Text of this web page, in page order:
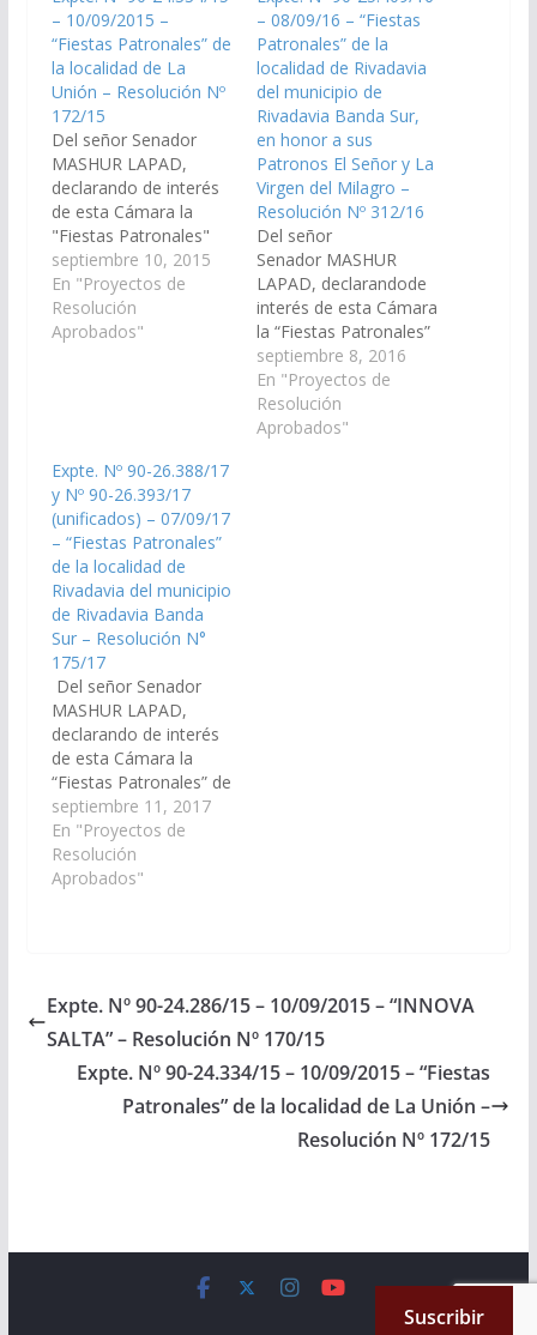
– 10/09/2015 –
“Fiestas Patronales” de
la localidad de La
Unión – Resolución Nº
172/15
Del señor Senador
MASHUR LAPAD,
declarando de interés
de esta Cámara la
"Fiestas Patronales"
de la localidad de La
Unión del municipio de
Rivadavia Banda Sur,
Departamento de
septiembre 10, 2015
En "Proyectos de
Resolución
Aprobados"
– 08/09/16 – “Fiestas
Patronales” de la
localidad de Rivadavia
del municipio de
Rivadavia Banda Sur,
en honor a sus
Patronos El Señor y La
Virgen del Milagro –
Resolución Nº 312/16
Del señor
Senador MASHUR
LAPAD, declarandode
interés de esta Cámara
la “Fiestas Patronales”
de la localidad de
Rivadavia del municipio
de Rivadavia Banda
Sur, Departamento de
septiembre 8, 2016
En "Proyectos de
Resolución
Aprobados"
Expte. Nº 90-26.388/17
y Nº 90-26.393/17
(unificados) – 07/09/17
– “Fiestas Patronales”
de la localidad de
Rivadavia del municipio
de Rivadavia Banda
Sur – Resolución N°
175/17
Del señor Senador
MASHUR LAPAD,
declarando de interés
de esta Cámara la
“Fiestas Patronales” de
la localidad de
Rivadavia del municipio
de Rivadavia Banda
Sur, Departamento de
y La Virgen del Milagro.
(Expte.…
septiembre 11, 2017
En "Proyectos de
Resolución
Aprobados"
Expte. Nº 90-24.286/15 – 10/09/2015 – “INNOVA
SALTA” – Resolución Nº 170/15
Expte. Nº 90-24.334/15 – 10/09/2015 – “Fiestas
Patronales” de la localidad de La Unión –
Resolución Nº 172/15
. All rights reserved.
Suscribir